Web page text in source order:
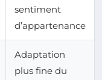
sentiment
d’appartenance
Adaptation
plus fine du